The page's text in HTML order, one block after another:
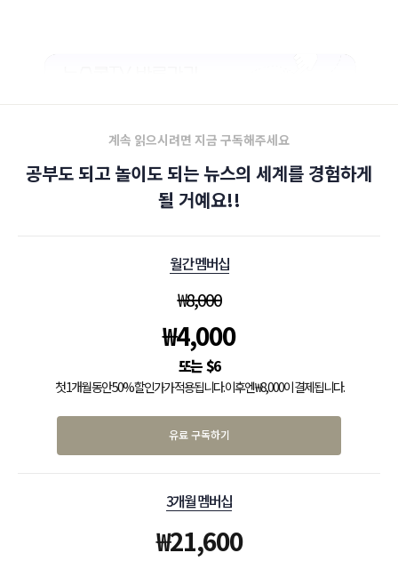
계속 읽으시려면 지금 구독해주세요
공부도 되고 놀이도 되는 뉴스의 세계를 경험하게
될 거예요!!
월간 멤버십
₩8,000
₩4,000
$6
첫 1개월 동안 50% 할인가가 적용됩니다. 이후엔 ₩8,000이 결제됩니다.
유료 구독하기
3개월 멤버십
₩21,600